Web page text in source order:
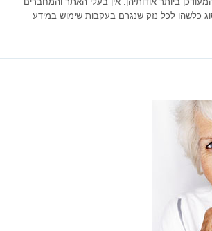
כלשהו לכל נזק שנגרם בעקבות שימוש במידע